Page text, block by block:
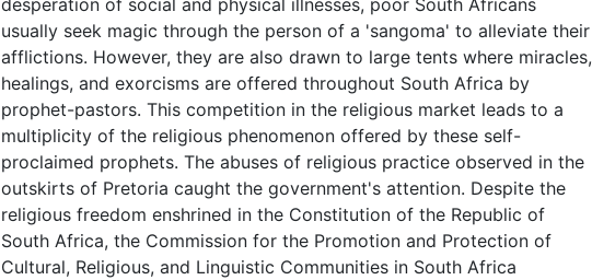
usually seek magic through the person of a 'sangoma' to alleviate their
afflictions. However, they are also drawn to large tents where miracles,
healings, and exorcisms are offered throughout South Africa by
prophet-pastors. This competition in the religious market leads to a
multiplicity of the religious phenomenon offered by these self-
proclaimed prophets. The abuses of religious practice observed in the
outskirts of Pretoria caught the government's attention. Despite the
religious freedom enshrined in the Constitution of the Republic of
South Africa, the Commission for the Promotion and Protection of
Cultural, Religious, and Linguistic Communities in South Africa